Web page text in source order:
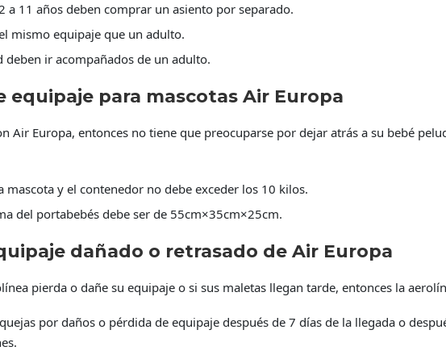
a 11 años deben comprar un asiento por separado.
mismo equipaje que un adulto.
deben ir acompañados de un adulto.
equipaje para mascotas Air Europa
Air Europa, entonces no tiene que preocuparse por dejar atrás a su bebé
mascota y el contenedor no debe exceder los 10 kilos.
del portabebés debe ser de 55cm×35cm×25cm.
dañado o retrasado de Air Europa
pierda o dañe su equipaje o si sus maletas llegan tarde, entonces la
por daños o pérdida de equipaje después de 7 días de la llegada o